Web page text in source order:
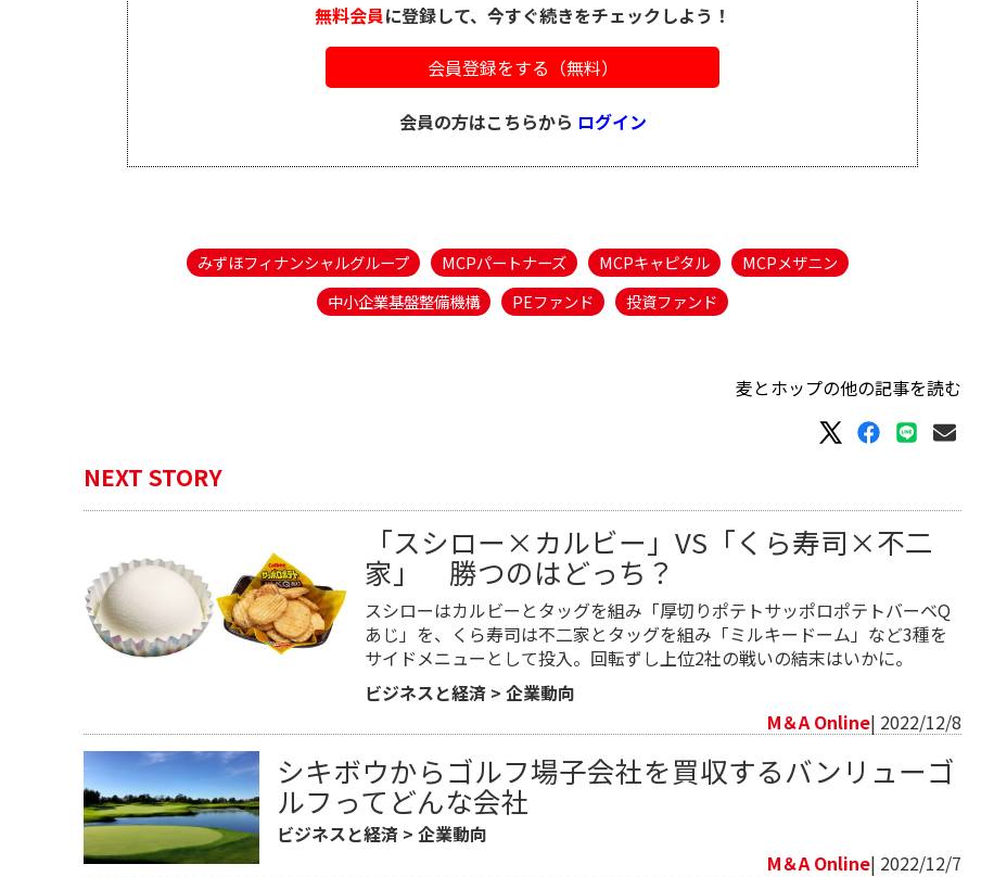
無料会員に登録して、今すぐ続きをチェックしよう！
会員登録をする（無料）
会員の方はこちらから ログイン
みずほフィナンシャルグループ MCPパートナーズ MCPキャピタル
MCPメザニン
中小企業基盤整備機構
PEファンド 投資ファンド
麦とホップの他の記事を読む
NEXT STORY
「スシロー×カルビー」VS「くら寿司×不二
家」 勝つのはどっち？
スシローはカルビーとタッグを組み「厚切りポテトサッポロポテトバーベQ
あじ」を、くら寿司は不二家とタッグを組み「ミルキードーム」など3種を
サイドメニューとして投入。回転ずし上位2社の戦いの結末はいかに。
ビジネスと経済> 企業動向
M＆A Online| 2022/12/8
シキボウからゴルフ場子会社を買収するバンリューゴ
ルフってどんな会社
ビジネスと経済 >企業動向
M＆A Online| 2022/12/7